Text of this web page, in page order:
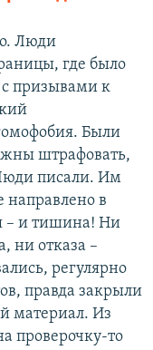
Люди
где было
призывами к
Были
штрафовать,
писали. Им
направлено в
– и тишина! Ни
ни отказа –
регулярно
правда закрыли
материал. Из
проверочку-то